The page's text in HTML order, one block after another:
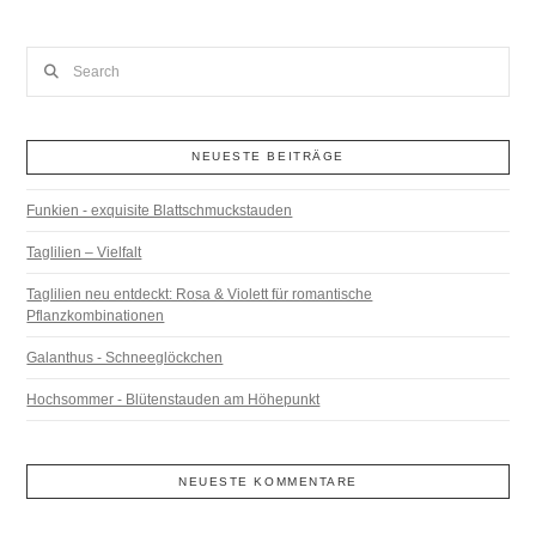
NEUESTE BEITRÄGE
Funkien - exquisite Blattschmuckstauden
Taglilien – Vielfalt
Taglilien neu entdeckt: Rosa & Violett für romantische
Pflanzkombinationen
Galanthus - Schneeglöckchen
Hochsommer - Blütenstauden am Höhepunkt
NEUESTE KOMMENTARE